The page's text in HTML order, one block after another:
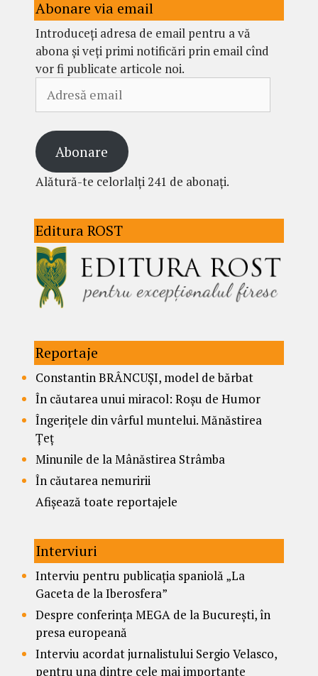
Abonare via email
Introduceți adresa de email pentru a vă
abona și veți primi notificări prin email cînd
vor fi publicate articole noi.
email
Abonare
Alătură-te celorlalți 241 de abonați.
Editura ROST
Reportaje
Constantin BRÂNCUȘI, model de bărbat
În căutarea unui miracol: Roșu de Humor
Îngerițele din vârful muntelui. Mănăstirea
Țeț
Minunile de la Mânăstirea Strâmba
În căutarea nemuririi
Afișează toate reportajele
Interviuri
Interviu pentru publicația spaniolă „La
Gaceta de la Iberosfera”
Despre conferința MEGA de la București, în
presa europeană
Interviu acordat jurnalistului Sergio Velasco,
pentru una dintre cele mai importante